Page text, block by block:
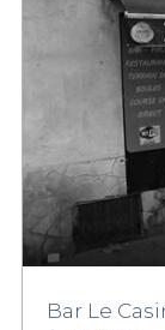
Bar Le